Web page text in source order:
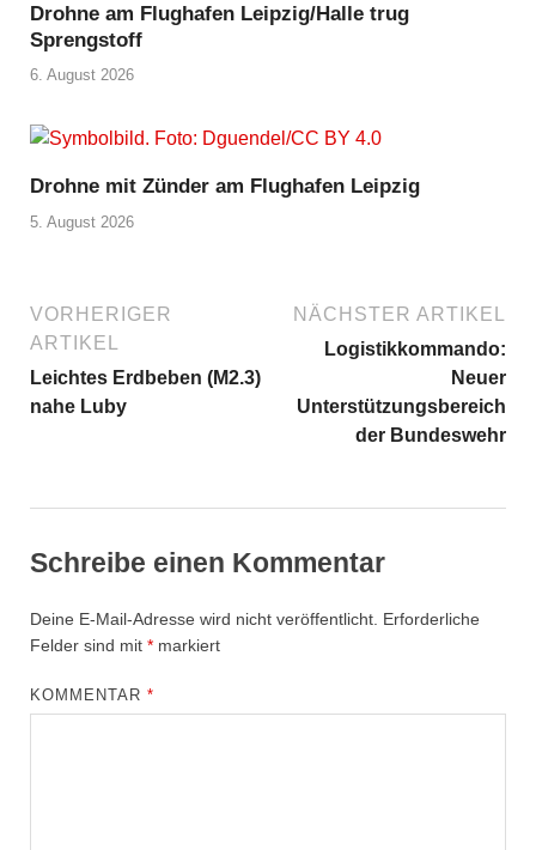
Drohne am Flughafen Leipzig/Halle trug
Sprengstoff
6. August 2026
Drohne mit Zünder am Flughafen Leipzig
5. August 2026
VORHERIGER
ARTIKEL
Leichtes Erdbeben (M2.3)
nahe Luby
NÄCHSTER ARTIKEL
Logistikkommando:
Neuer
Unterstützungsbereich
der Bundeswehr
Schreibe einen Kommentar
Deine E-Mail-Adresse wird nicht veröffentlicht. Erforderliche
Felder sind mit * markiert
KOMMENTAR*